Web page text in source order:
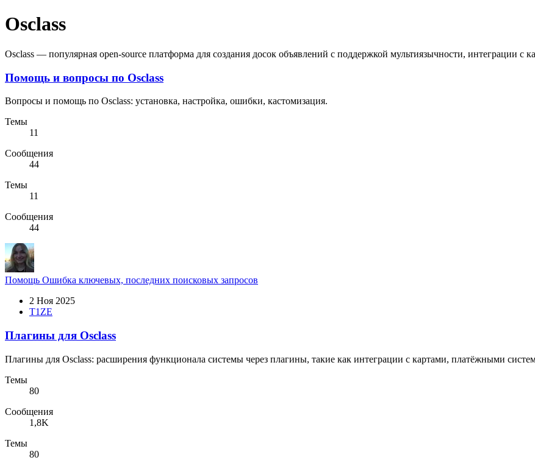
Osclass
Osclass — популярная open-source платформа для создания досок объявлений с поддержкой мультиязычности, интеграции с
Помощь и вопросы по Osclass
Вопросы и помощь по Osclass: установка, настройка, ошибки, кастомизация.
Темы
11
Сообщения
44
Темы
11
Сообщения
44
Помощь Ошибка ключевых, последних поисковых запросов
2 Ноя 2025
T1ZE
Плагины для Osclass
Плагины для Osclass: расширения функционала системы через плагины, такие как интеграции с картами, платёжными
Темы
80
Сообщения
1,8K
Темы
80